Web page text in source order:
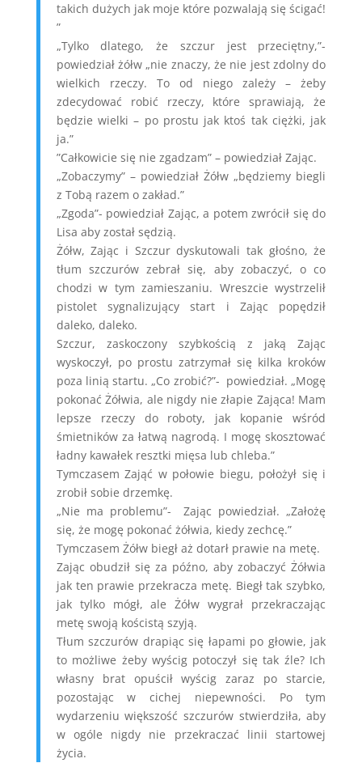
takich dużych jak moje które pozwalają się ścigać!
”
„Tylko dlatego, że szczur jest przeciętny,”-
powiedział żółw „nie znaczy, że nie jest zdolny do
wielkich rzeczy. To od niego zależy – żeby
zdecydować robić rzeczy, które sprawiają, że
będzie wielki – po prostu jak ktoś tak ciężki, jak
ja.”
”Całkowicie się nie zgadzam” – powiedział Zając.
„Zobaczymy” – powiedział Żółw „będziemy biegli
z Tobą razem o zakład.”
„Zgoda”- powiedział Zając, a potem zwrócił się do
Lisa aby został sędzią.
Żółw, Zając i Szczur dyskutowali tak głośno, że
tłum szczurów zebrał się, aby zobaczyć, o co
chodzi w tym zamieszaniu. Wreszcie wystrzelił
pistolet sygnalizujący start i Zając popędził
daleko, daleko.
Szczur, zaskoczony szybkością z jaką Zając
wyskoczył, po prostu zatrzymał się kilka kroków
poza linią startu. „Co zrobić?”- powiedział. „Mogę
pokonać Żółwia, ale nigdy nie złapie Zająca! Mam
lepsze rzeczy do roboty, jak kopanie wśród
śmietników za łatwą nagrodą. I mogę skosztować
ładny kawałek resztki mięsa lub chleba.”
Tymczasem Zająć w połowie biegu, położył się i
zrobił sobie drzemkę.
„Nie ma problemu”- Zając powiedział. „Założę
się, że mogę pokonać żółwia, kiedy zechcę.”
Tymczasem Żółw biegł aż dotarł prawie na metę.
Zając obudził się za późno, aby zobaczyć Żółwia
jak ten prawie przekracza metę. Biegł tak szybko,
jak tylko mógł, ale Żółw wygrał przekraczając
metę swoją kościstą szyją.
Tłum szczurów drapiąc się łapami po głowie, jak
to możliwe żeby wyścig potoczył się tak źle? Ich
własny brat opuścił wyścig zaraz po starcie,
pozostając w cichej niepewności. Po tym
wydarzeniu większość szczurów stwierdziła, aby
w ogóle nigdy nie przekraczać linii startowej
życia.